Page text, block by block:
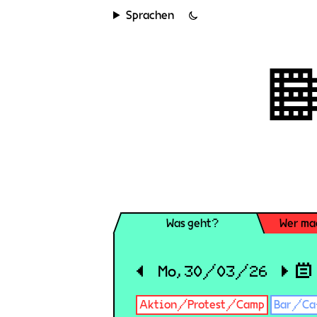
Sprachen
Was geht? Wer
◀ Mo, 30/03/26 ▶
Aktion/Protest/Camp Bar/